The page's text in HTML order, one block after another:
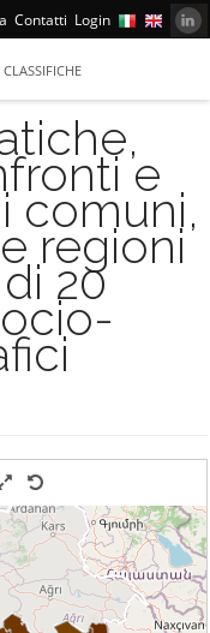
Contatti Login
CLASSIFICHE
e
comuni,
regioni
20